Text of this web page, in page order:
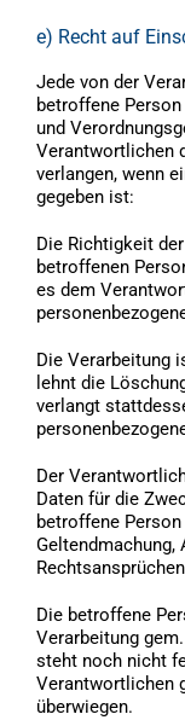
e) Recht auf
Jede von der
betroffene
und
Verantwortlichen
verlangen, wenn
gegeben ist:
Die Richtigkeit
betroffenen
es dem
Die Verarbeitung
lehnt die
verlangt
Der
Daten für die
betroffene
Geltendmachung,
Die betroffene
Verarbeitung
steht noch nicht
Verantwortlichen
überwiegen.